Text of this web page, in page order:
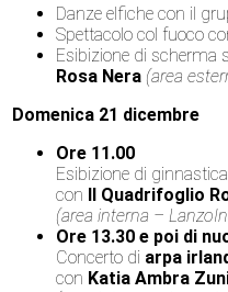
Danze elfiche con il
Spettacolo col fuoco
Esibizione di scherma
Rosa Nera (area
Domenica 21 dicembre
Ore 11.00
Esibizione di
con Il Quadrifoglio
(area interna –
Ore 13.30 e poi di
Concerto di arpa
con Katia Ambra